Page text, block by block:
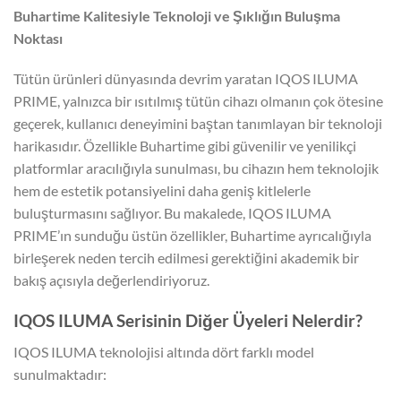
Buhartime Kalitesiyle Teknoloji ve Şıklığın Buluşma
Noktası
Tütün ürünleri dünyasında devrim yaratan IQOS ILUMA
PRIME, yalnızca bir ısıtılmış tütün cihazı olmanın çok ötesine
geçerek, kullanıcı deneyimini baştan tanımlayan bir teknoloji
harikasıdır. Özellikle Buhartime gibi güvenilir ve yenilikçi
platformlar aracılığıyla sunulması, bu cihazın hem teknolojik
hem de estetik potansiyelini daha geniş kitlelerle
buluşturmasını sağlıyor. Bu makalede, IQOS ILUMA
PRIME’ın sunduğu üstün özellikler, Buhartime ayrıcalığıyla
birleşerek neden tercih edilmesi gerektiğini akademik bir
bakış açısıyla değerlendiriyoruz.
IQOS ILUMA Serisinin Diğer Üyeleri Nelerdir?
IQOS ILUMA teknolojisi altında dört farklı model
sunulmaktadır: